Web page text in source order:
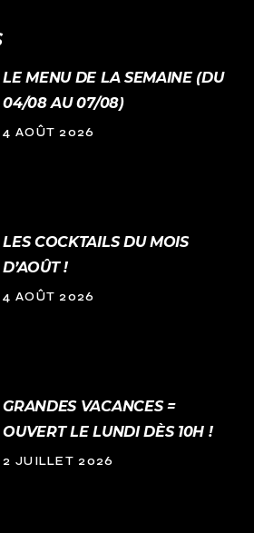
LE MENU DE LA SEMAINE (DU
04/08 AU 07/08)
4 AOÛT 2026
LES COCKTAILS DU MOIS
D’AOÛT !
4 AOÛT 2026
GRANDES VACANCES =
OUVERT LE LUNDI DÈS 10H !
2 JUILLET 2026